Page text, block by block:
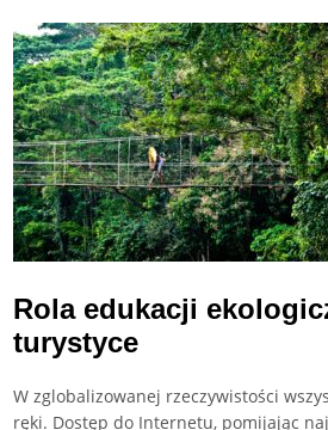
Rola edukacji
turystyce
W zglobalizowanej rzeczywistości
ręki. Dostęp do Internetu, pomijając